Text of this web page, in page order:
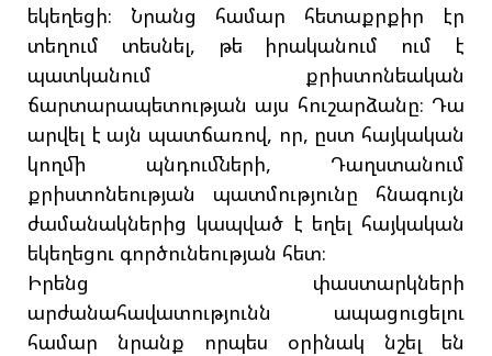
եկեղեցի։ Նրանց համար հետաքրքիր էր
տեղում տեսնել, թե իրականում ում է
պատկանում քրիստոնեական
ճարտարապետության այս հուշարձանը։ Դա
արվել է այն պատճառով, որ, ըստ հայկական
կողմի պնդումների, Դաղստանում
քրիստոնեության պատմությունը հնագույն
ժամանակներից կապված է եղել հայկական
եկեղեցու գործունեության հետ։
Իրենց փաստարկների
արժանահավատությունն ապացուցելու
համար նրանք որպես օրինակ նշել են